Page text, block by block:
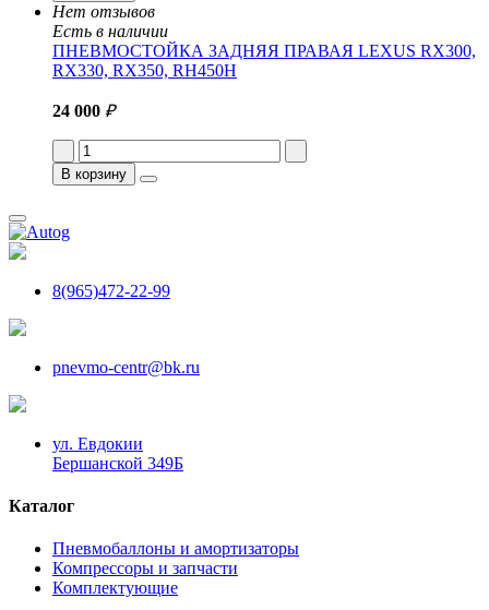
Нет отзывов
Есть в наличии
ПНЕВМОСТОЙКА ЗАДНЯЯ ПРАВАЯ LEXUS RX300,
RX330, RX350, RH450H
24 000 ₽
В корзину
8(965)472-22-99
pnevmo-centr@bk.ru
ул. Евдокии
Бершанской 349Б
Каталог
Пневмобаллоны и амортизаторы
Компрессоры и запчасти
Комплектующие